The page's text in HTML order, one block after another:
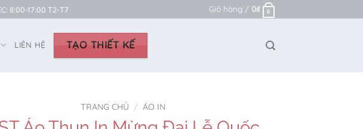
8:00-17:00 T2-T7 Giỏ hàng / 0₫ 0
LIÊN HỆ TẠO THIẾT KẾ
TRANG CHỦ / ÁO IN